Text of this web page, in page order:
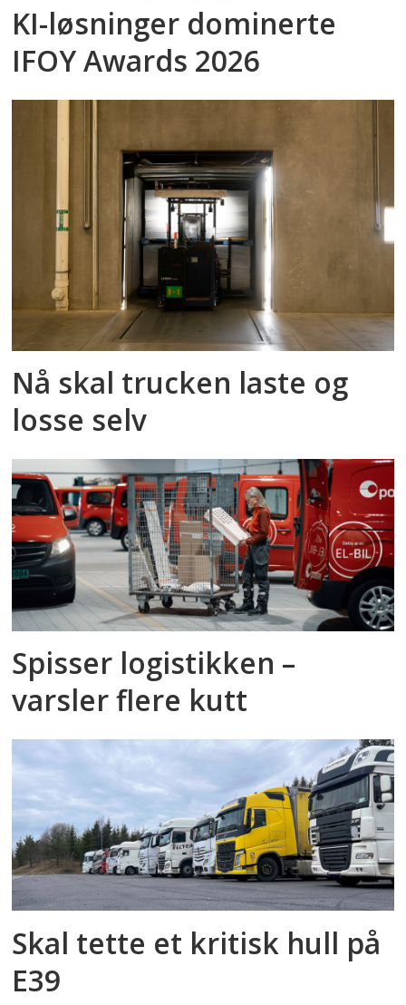
KI-løsninger dominerte
IFOY Awards 2026
Nå skal trucken laste og
losse selv
Spisser logistikken –
varsler flere kutt
Skal tette et kritisk hull på
E39